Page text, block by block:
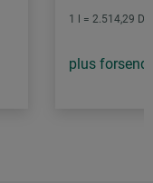
1 l = 2.514,29
plus